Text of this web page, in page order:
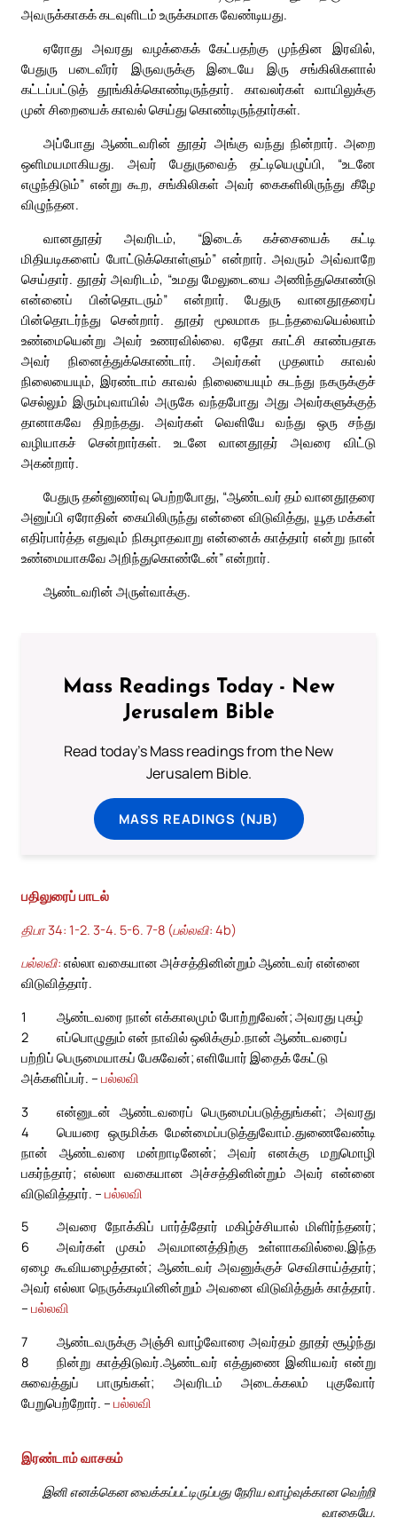
அவருக்காகக் கடவுளிடம் உருக்கமாக வேண்டியது.
ஏரோது அவரது வழக்கைக் கேட்பதற்கு முந்தின இரவில்,
பேதுரு படைவீரர் இருவருக்கு இடையே இரு சங்கிலிகளால்
கட்டப்பட்டுத் தூங்கிக்கொண்டிருந்தார். காவலர்கள் வாயிலுக்கு
முன் சிறையைக் காவல் செய்து கொண்டிருந்தார்கள்.
அப்போது ஆண்டவரின் தூதர் அங்கு வந்து நின்றார். அறை
ஒளிமயமாகியது. அவர் பேதுருவைத் தட்டியெழுப்பி, “உடனே
எழுந்திடும்” என்று கூற, சங்கிலிகள் அவர் கைகளிலிருந்து கீழே
விழுந்தன.
வானதூதர் அவரிடம், “இடைக் கச்சையைக் கட்டி
மிதியடிகளைப் போட்டுக்கொள்ளும்” என்றார். அவரும் அவ்வாறே
செய்தார். தூதர் அவரிடம், “உமது மேலுடையை அணிந்துகொண்டு
என்னைப் பின்தொடரும்” என்றார். பேதுரு வானதூதரைப்
பின்தொடர்ந்து சென்றார். தூதர் மூலமாக நடந்தவையெல்லாம்
உண்மையென்று அவர் உணரவில்லை. ஏதோ காட்சி காண்பதாக
அவர் நினைத்துக்கொண்டார். அவர்கள் முதலாம் காவல்
நிலையையும், இரண்டாம் காவல் நிலையையும் கடந்து நகருக்குச்
செல்லும் இரும்புவாயில் அருகே வந்தபோது அது அவர்களுக்குத்
தானாகவே திறந்தது. அவர்கள் வெளியே வந்து ஒரு சந்து
வழியாகச் சென்றார்கள். உடனே வானதூதர் அவரை விட்டு
அகன்றார்.
பேதுரு தன்னுணர்வு பெற்றபோது, “ஆண்டவர் தம் வானதூதரை
அனுப்பி ஏரோதின் கையிலிருந்து என்னை விடுவித்து, யூத மக்கள்
எதிர்பார்த்த எதுவும் நிகழாதவாறு என்னைக் காத்தார் என்று நான்
உண்மையாகவே அறிந்துகொண்டேன்” என்றார்.
ஆண்டவரின் அருள்வாக்கு.
Mass Readings Today - New
Jerusalem Bible
Read today's Mass readings from the New
Jerusalem Bible.
MASS READINGS (NJB)
பதிலுரைப் பாடல்
திபா 34: 1-2. 3-4. 5-6. 7-8 (பல்லவி: 4b)
பல்லவி: எல்லா வகையான அச்சத்தினின்றும் ஆண்டவர் என்னை
விடுவித்தார்.
1
ஆண்டவரை நான் எக்காலமும் போற்றுவேன்; அவரது புகழ்
எப்பொழுதும் என் நாவில் ஒலிக்கும்.
2
நான் ஆண்டவரைப்
பற்றிப் பெருமையாகப் பேசுவேன்; எளியோர் இதைக் கேட்டு
அக்களிப்பர். – பல்லவி
3
என்னுடன் ஆண்டவரைப் பெருமைப்படுத்துங்கள்; அவரது
பெயரை ஒருமிக்க மேன்மைப்படுத்துவோம்.
4
துணைவேண்டி
நான் ஆண்டவரை மன்றாடினேன்; அவர் எனக்கு மறுமொழி
பகர்ந்தார்; எல்லா வகையான அச்சத்தினின்றும் அவர் என்னை
விடுவித்தார். – பல்லவி
5
அவரை நோக்கிப் பார்த்தோர் மகிழ்ச்சியால் மிளிர்ந்தனர்;
அவர்கள் முகம் அவமானத்திற்கு உள்ளாகவில்லை.
6
இந்த
ஏழை கூவியழைத்தான்; ஆண்டவர் அவனுக்குச் செவிசாய்த்தார்;
அவர் எல்லா நெருக்கடியினின்றும் அவனை விடுவித்துக் காத்தார்.
– பல்லவி
7
ஆண்டவருக்கு அஞ்சி வாழ்வோரை அவர்தம் தூதர் சூழ்ந்து
நின்று காத்திடுவர்.
8
ஆண்டவர் எத்துணை இனியவர் என்று
சுவைத்துப் பாருங்கள்; அவரிடம் அடைக்கலம் புகுவோர்
பேறுபெற்றோர். – பல்லவி
இரண்டாம் வாசகம்
இனி எனக்கென வைக்கப்பட்டிருப்பது நேரிய வாழ்வுக்கான வெற்றி
வாகையே.